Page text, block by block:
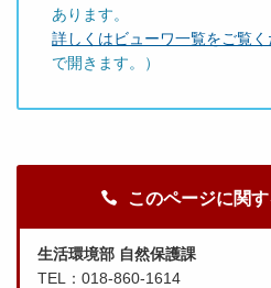
あります。
詳しくはビューワ一覧をご覧く
で開きます。）
このページに関
生活環境部 自然保護課
TEL：018-860-1614